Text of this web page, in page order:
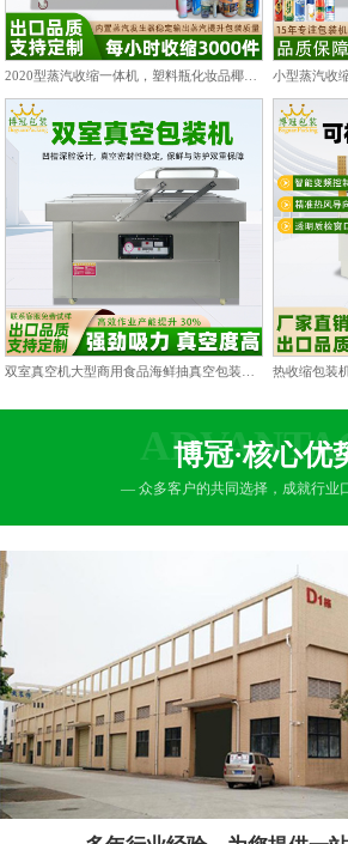
博冠·核心优
— 众多客户的共同选择，成就行业